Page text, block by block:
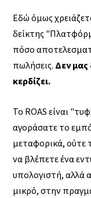
Εδώ όμως
δείκτης
πόσο
πωλήσεις. Δεν μας
κερδίζει.
Το ROAS είναι
αγοράσατε το
μεταφορικά, ούτε
να βλέπετε ένα
υπολογιστή, αλλά
μικρό, στην